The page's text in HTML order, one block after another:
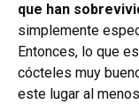
que han
simplemente
Entonces, lo que
cócteles muy
este lugar al